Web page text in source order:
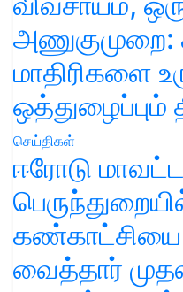
அணுகுமுறை:
மாதிரிகளை
ஒத்துழைப்பும்
செய்திகள்
ஈரோடு
வைத்தார்